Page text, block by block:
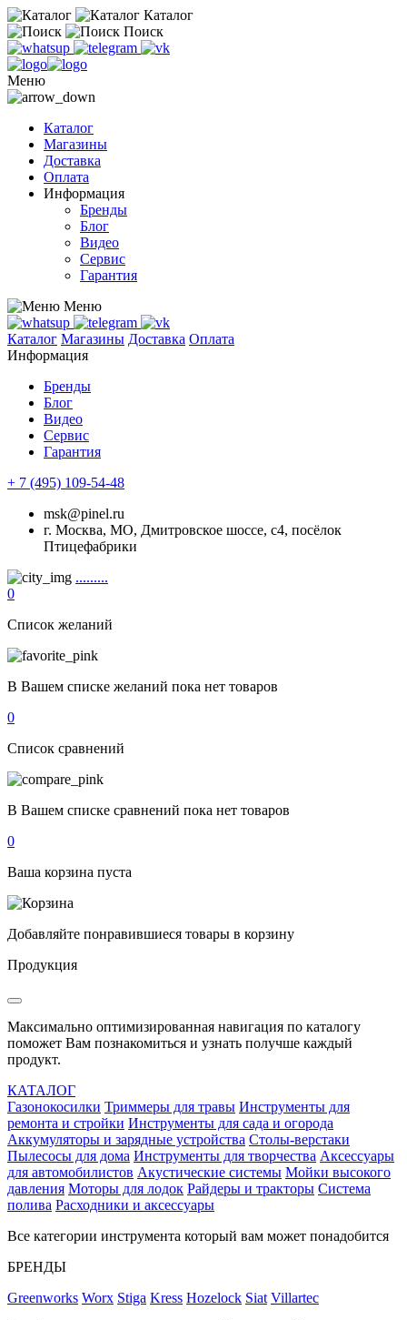
Каталог
Поиск
Меню
Каталог
Магазины
Доставка
Оплата
Информация
Бренды
Блог
Видео
Сервис
Гарантия
Меню
Каталог Магазины Доставка Оплата
Информация
Бренды
Блог
Видео
Сервис
Гарантия
+ 7 (495) 109-54-48
msk@pinel.ru
г. Москва, МО, Дмитровское шоссе, с4, посёлок
Птицефабрики
.........
0
Список желаний
В Вашем списке желаний пока нет товаров
0
Список сравнений
В Вашем списке сравнений пока нет товаров
0
Ваша корзина пуста
Добавляйте понравившиеся товары в корзину
Продукция
Максимально оптимизированная навигация по каталогу
поможет Вам познакомиться и узнать получше каждый
продукт.
КАТАЛОГ
Газонокосилки Триммеры для травы Инструменты для
ремонта и стройки Инструменты для сада и огорода
Аккумуляторы и зарядные устройства Столы-верстаки
Пылесосы для дома Инструменты для творчества Аксессуары
для автомобилистов Акустические системы Мойки высокого
давления Моторы для лодок Райдеры и тракторы Система
полива Расходники и аксессуары
Все категории инструмента который вам может понадобится
БРЕНДЫ
Greenworks Worx Stiga Kress Hozelock Siat Villartec